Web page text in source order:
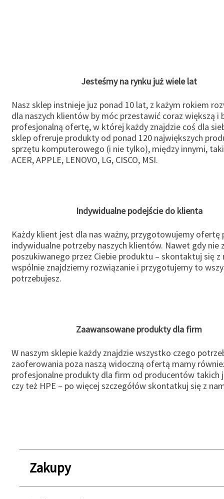
Jesteśmy na rynku już wiele lat
Nasz sklep instnieje juz ponad 10 lat, z każym rokiem
dla naszych klientów by móc przestawić coraz większą i
profesjonalną ofertę, w której każdy znajdzie coś dla
sklep ofreruje produkty od ponad 120 największych
sprzętu komputerowego (i nie tylko), między innymi,
ACER, APPLE, LENOVO, LG, CISCO, MSI.
Indywidualne podejście do klienta
Każdy klient jest dla nas ważny, przygotowujemy ofertę
indywidualne potrzeby naszych klientów. Nawet gdy nie
poszukiwanego przez Ciebie produktu – skontaktuj się z
wspólnie znajdziemy rozwiązanie i przygotujemy to
potrzebujesz.
Zaawansowane produkty dla firm
W naszym sklepie każdy znajdzie wszystko czego
zaoferowania poza naszą widoczną ofertą mamy
profesjonalne produkty dla firm od producentów takich
czy też HPE – po więcej szczegółów skontatkuj się z
Zakupy